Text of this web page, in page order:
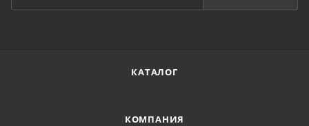
КАТАЛОГ
КОМПАНИЯ